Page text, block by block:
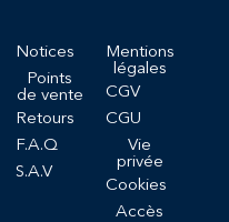
Notices
Points
de vente
Retours
F.A.Q
S.A.V
Mentions
légales
CGV
CGU
Vie
privée
Cookies
Accès